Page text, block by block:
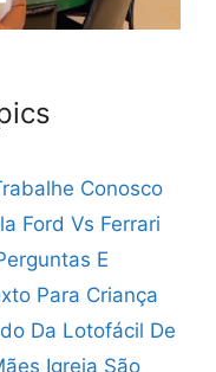
Conosco
Ford Vs Ferrari
E
Para Criança
Da Lotofácil De
Igreja São